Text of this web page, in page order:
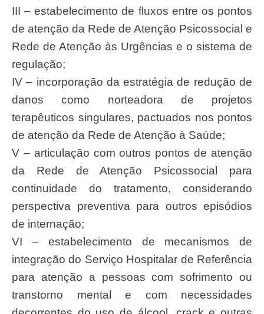
III – estabelecimento de fluxos entre os pontos
de atenção da Rede de Atenção Psicossocial e
Rede de Atenção às Urgências e o sistema de
regulação;
IV – incorporação da estratégia de redução de
danos como norteadora de projetos
terapêuticos singulares, pactuados nos pontos
de atenção da Rede de Atenção à Saúde;
V – articulação com outros pontos de atenção
da Rede de Atenção Psicossocial para
continuidade do tratamento, considerando
perspectiva preventiva para outros episódios
de internação;
VI – estabelecimento de mecanismos de
integração do Serviço Hospitalar de Referência
para atenção a pessoas com sofrimento ou
transtorno mental e com necessidades